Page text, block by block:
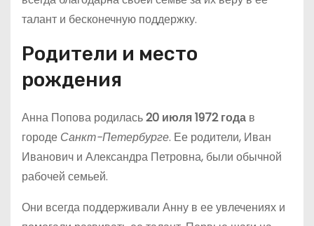
талант и бесконечную поддержку.
Родители и место
рождения
Анна Попова родилась20 июля 1972 года в
городе Санкт-Петербурге. Ее родители, Иван
Иванович и Александра Петровна, были обычной
рабочей семьей.
Они всегда поддерживали Анну в ее увлечениях и